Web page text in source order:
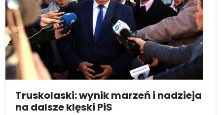
Truskolaski: wynik marzeń i nadzieja
na dalsze klęski PiS